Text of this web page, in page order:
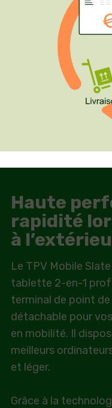
Haute
rapidité
à
Le TPV Mobile
tablette 2-en-1
terminal de point
détachable pour
en mobilité. Il
meilleurs
et léger.
Grâce à la